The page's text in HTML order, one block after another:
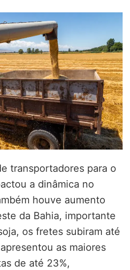
transportadores para o
a dinâmica no
houve aumento
da Bahia, importante
os fretes subiram até
as maiores
de até 23%,